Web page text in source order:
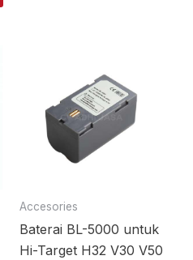
Accesories
Baterai BL-5000 untuk
Hi-Target H32 V30 V50